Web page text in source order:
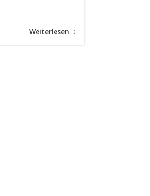
Weiterlesen